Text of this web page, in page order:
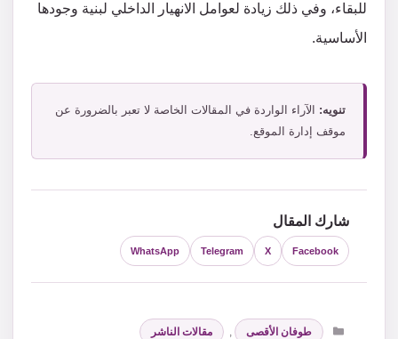
للبقاء، وفي ذلك زيادة لعوامل الانهيار الداخلي لبنية وجودها
الأساسية.
تنويه: الآراء الواردة في المقالات الخاصة لا تعبر بالضرورة عن
موقف إدارة الموقع.
شارك المقال
Facebook
X
Telegram
WhatsApp
التصنيفات
طوفان الأقصى
مقالات الناشر